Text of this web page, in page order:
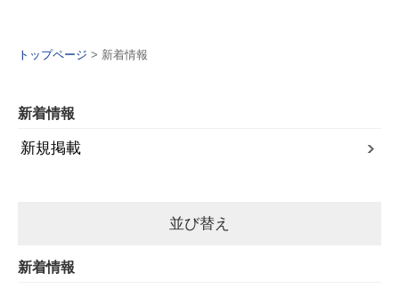
トップページ > 新着情報
新着情報
新規掲載
並び替え
新着情報